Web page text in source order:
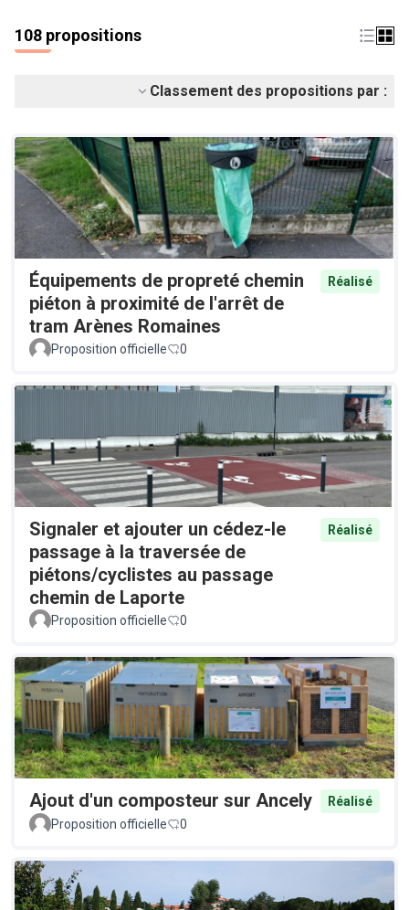
108 propositions
Classement des propositions par :
Équipements de propreté chemin
piéton à proximité de l'arrêt de
tram Arènes Romaines
Réalisé
Proposition officielle 0
Signaler et ajouter un cédez-le
passage à la traversée de
piétons/cyclistes au passage
chemin de Laporte
Réalisé
Proposition officielle 0
Ajout d'un composteur sur Ancely
Réalisé
Proposition officielle
0